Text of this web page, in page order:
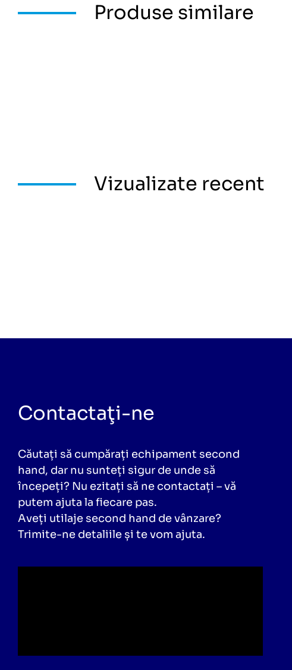
Produse similare
Vizualizate recent
Contactaţi-ne
Căutați să cumpărați echipament second
hand, dar nu sunteți sigur de unde să
începeți? Nu ezitați să ne contactați – vă
putem ajuta la fiecare pas.
Aveți utilaje second hand de vânzare?
Trimite-ne detaliile și te vom ajuta.